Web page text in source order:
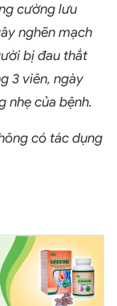
cường lưu
nghẽn mạch
bị đau thắt
3 viên, ngày
nhẹ của bệnh.
có tác dụng